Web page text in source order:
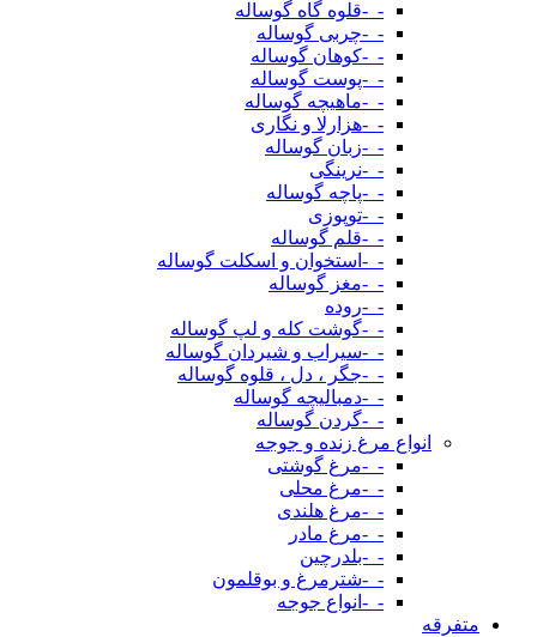
-_-قلوه گاه گوساله
-_-چربی گوساله
-_-کوهان گوساله
-_-پوست گوساله
-_-ماهیچه گوساله
-_-هزارلا و نگاری
-_-زبان گوساله
-_-نرینگی
-_-پاچه گوساله
-_-توپوزی
-_-قلم گوساله
-_-استخوان و اسکلت گوساله
-_-مغز گوساله
-_-روده
-_-گوشت کله و لپ گوساله
-_-سیراب و شیردان گوساله
-_-جگر ، دل ، قلوه گوساله
-_-دمبالیچه گوساله
-_-گردن گوساله
انواع مرغ زنده و جوجه
-_-مرغ گوشتی
-_-مرغ محلی
-_-مرغ هلندی
-_-مرغ مادر
-_-بلدرچین
-_-شترمرغ و بوقلمون
-_-انواع جوجه
متفرقه